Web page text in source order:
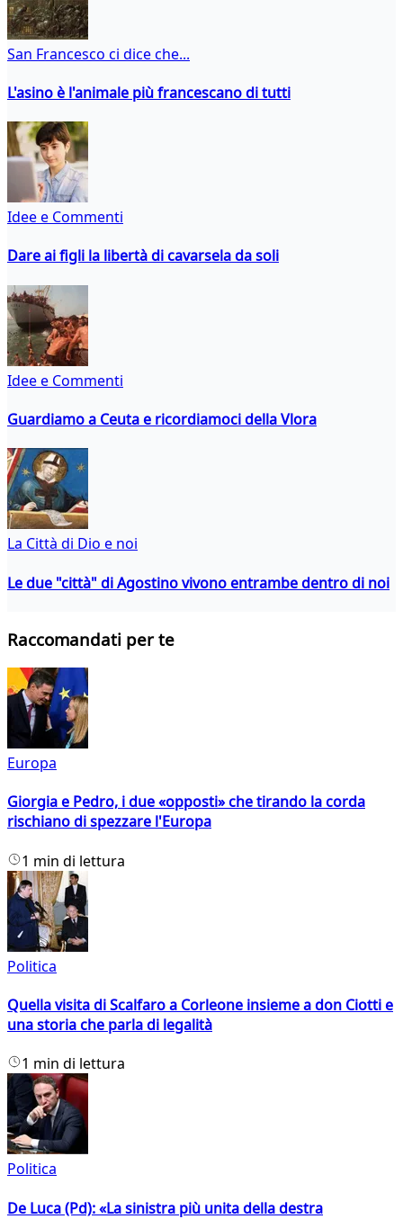
San Francesco ci dice che...
L'asino è l'animale più francescano di tutti
Idee e Commenti
Dare ai figli la libertà di cavarsela da soli
Idee e Commenti
Guardiamo a Ceuta e ricordiamoci della Vlora
La Città di Dio e noi
Le due "città" di Agostino vivono entrambe dentro di noi
Raccomandati per te
Europa
Giorgia e Pedro, i due «opposti» che tirando la corda
rischiano di spezzare l'Europa
1 min di lettura
Politica
Quella visita di Scalfaro a Corleone insieme a don Ciotti e
una storia che parla di legalità
1 min di lettura
Politica
De Luca (Pd): «La sinistra più unita della destra